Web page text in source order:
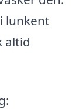
lunkent
altid